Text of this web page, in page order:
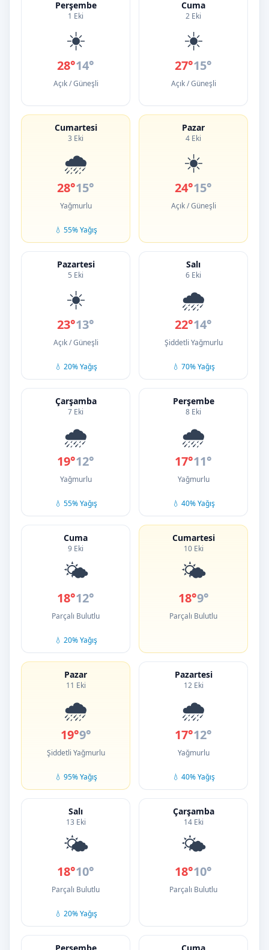
Perşembe
1 Eki
☀️
28°14°
Açık / Güneşli
Cuma
2 Eki
☀️
27°15°
Açık / Güneşli
Cumartesi
3 Eki
🌧️
28°15°
Yağmurlu
💧 55% Yağış
Pazar
4 Eki
☀️
24°15°
Açık / Güneşli
Pazartesi
5 Eki
☀️
23°13°
Açık / Güneşli
💧 20% Yağış
Salı
6 Eki
🌧️
22°14°
Şiddetli Yağmurlu
💧 70% Yağış
Çarşamba
7 Eki
🌧️
19°12°
Yağmurlu
💧 55% Yağış
Perşembe
8 Eki
🌧️
17°11°
Yağmurlu
💧 40% Yağış
Cuma
9 Eki
🌤️
18°12°
Parçalı Bulutlu
💧 20% Yağış
Cumartesi
10 Eki
🌤️
18°9°
Parçalı Bulutlu
Pazar
11 Eki
🌧️
19°9°
Şiddetli Yağmurlu
💧 95% Yağış
Pazartesi
12 Eki
🌧️
17°12°
Yağmurlu
💧 40% Yağış
Salı
13 Eki
🌤️
18°10°
Parçalı Bulutlu
💧 20% Yağış
Çarşamba
14 Eki
🌤️
18°10°
Parçalı Bulutlu